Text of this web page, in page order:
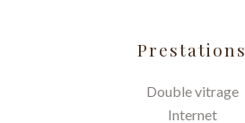
Prestations
Double vitrage
Internet